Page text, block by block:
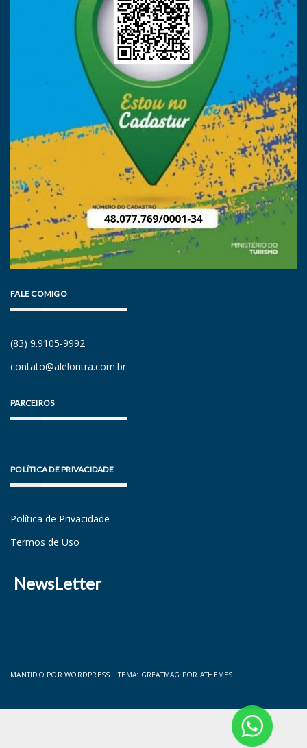
FALE COMIGO
(83) 9.9105-9992
contato@alelontra.com.br
PARCEIROS
POLÍTICA DE PRIVACIDADE
Política de Privacidade
Termos de Uso
NewsLetter
MANTIDO POR WORDPRESS |TEMA: GREATMAG POR ATHEMES.